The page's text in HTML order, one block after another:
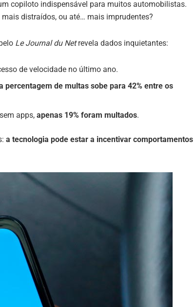
copiloto indispensável para muitos automobilistas.
distraídos, ou até… mais imprudentes?
Le Journal du Netrevela dados inquietantes:
de velocidade no último ano.
percentagem de multas sobe para 42% entre os
apps,apenas 19% foram multados.
a tecnologia pode estar a incentivar comportamentos